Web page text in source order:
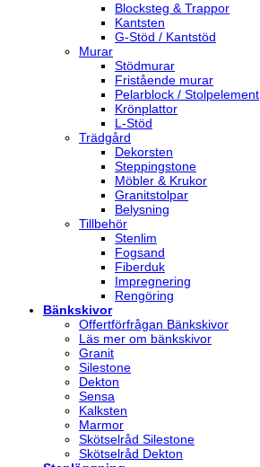
Blocksteg & Trappor
Kantsten
G-Stöd / Kantstöd
Murar
Stödmurar
Fristående murar
Pelarblock / Stolpelement
Krönplattor
L-Stöd
Trädgård
Dekorsten
Steppingstone
Möbler & Krukor
Granitstolpar
Belysning
Tillbehör
Stenlim
Fogsand
Fiberduk
Impregnering
Rengöring
Bänkskivor
Offertförfrågan Bänkskivor
Läs mer om bänkskivor
Granit
Silestone
Dekton
Sensa
Kalksten
Marmor
Skötselråd Silestone
Skötselråd Dekton